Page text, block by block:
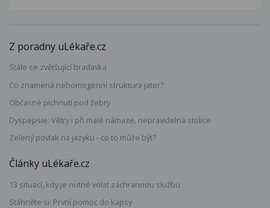
Z poradny uLékaře.cz
Stále se zvětšující bradavka
Co znamená nehomogenní struktura jater?
Občasné píchnutí pod žebry
Dyspepsie: Větry i při malé námaze, nepravidelná stolice
Zelený povlak na jazyku - co to může být?
Články uLékaře.cz
13 situací, kdy je nutné volat záchrannou službu
Stáhněte si: První pomoc do kapsy